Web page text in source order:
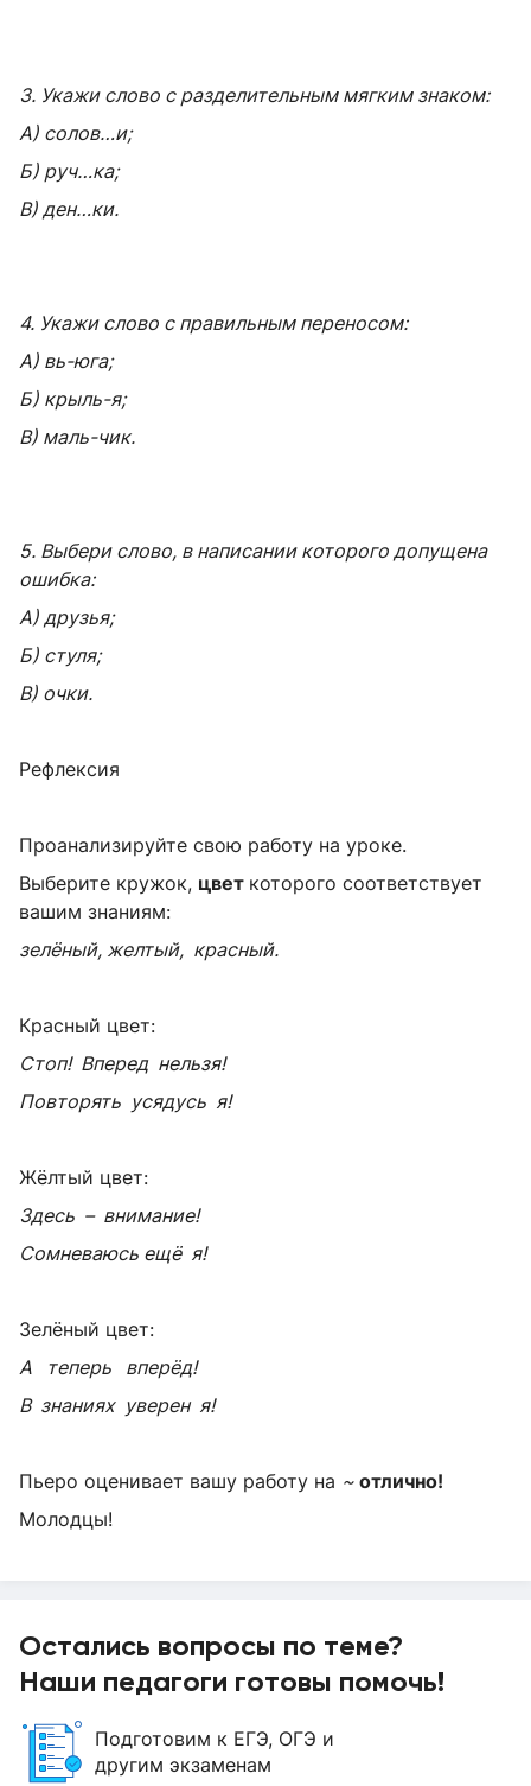
3. Укажи слово с разделительным мягким знаком:
А) солов…и;
Б) руч…ка;
В) ден…ки.
4. Укажи слово с правильным переносом:
А) вь-юга;
Б) крыль-я;
В) маль-чик.
5. Выбери слово, в написании которого допущена
ошибка:
А) друзья;
Б) стуля;
В) очки.
Рефлексия
Проанализируйте свою работу на уроке.
Выберите кружок, цвет которого соответствует
вашим знаниям:
зелёный, желтый, красный.
Красный цвет:
Стоп! Вперед нельзя!
Повторять усядусь я!
Жёлтый цвет:
Здесь – внимание!
Сомневаюсь ещё я!
Зелёный цвет:
А теперь вперёд!
В знаниях уверен я!
Пьеро оценивает вашу работу на ~ отлично!
Молодцы!
Остались вопросы по теме?
Наши педагоги готовы помочь!
Подготовим к ЕГЭ, ОГЭ и
другим экзаменам